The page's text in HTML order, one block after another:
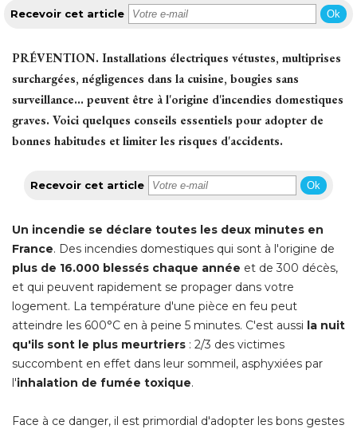
Recevoir cet article Ok
PRÉVENTION. Installations électriques vétustes, multiprises
surchargées, négligences dans la cuisine, bougies sans
surveillance... peuvent être à l'origine d'incendies domestiques
graves. Voici quelques conseils essentiels pour adopter de
bonnes habitudes et limiter les risques d'accidents.
Recevoir cet article Ok
Un incendie se déclare toutes les deux minutes en
France. Des incendies domestiques qui sont à l'origine de
plus de 16.000 blessés chaque année et de 300 décès,
et qui peuvent rapidement se propager dans votre
logement. La température d'une pièce en feu peut
atteindre les 600°C en à peine 5 minutes. C'est aussi la nuit
qu'ils sont le plus meurtriers : 2/3 des victimes
succombent en effet dans leur sommeil, asphyxiées par
l'inhalation de fumée toxique.
Face à ce danger, il est primordial d'adopter les bons gestes